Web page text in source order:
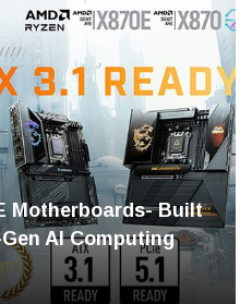
Motherboards- Built
AI Computing